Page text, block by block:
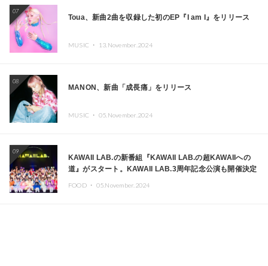
07
Toua、新曲2曲を収録した初のEP『I am I』をリリース
MUSIC ・ 13.November.2024
08
MANON、新曲「成長痛」をリリース
MUSIC ・ 05.November.2024
09
KAWAII LAB.の新番組『KAWAII LAB.の超KAWAIIへの
道』がスタート。KAWAII LAB.3周年記念公演も開催決定
FOOD ・ 05.November.2024